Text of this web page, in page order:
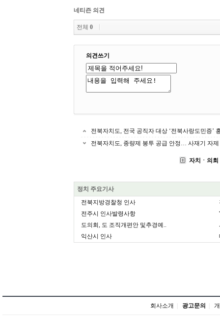
네티즌 의견
전체 0
의견쓰기
전북자치도, 전국 공직자 대상 ‘전북사랑도민증’
전북자치도, 종량제 봉투 공급 안정… 사재기 자제
자치ㆍ의회
정치 주요기사
전북지방경찰청 인사
전주시 인사발령사항
도의회, 도 조직개편안 및추경예..
익산시 인사
회사소개 광고문의